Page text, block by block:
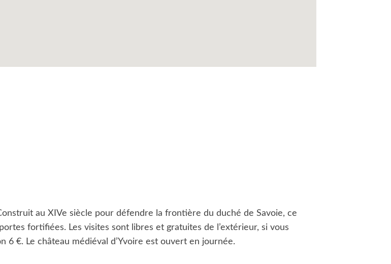
au XIVe siècle pour défendre la frontière du duché de Savoie, ce
fortifiées. Les visites sont libres et gratuites de l’extérieur, si vous
€. Le château médiéval d’Yvoire est ouvert en journée.